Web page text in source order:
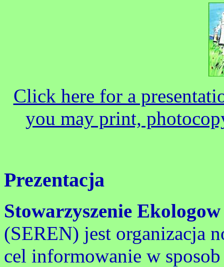
Click here for a
you may print,
Prezentacja
Stowarzyszenie
(SEREN) jest organizacja
cel informowanie w